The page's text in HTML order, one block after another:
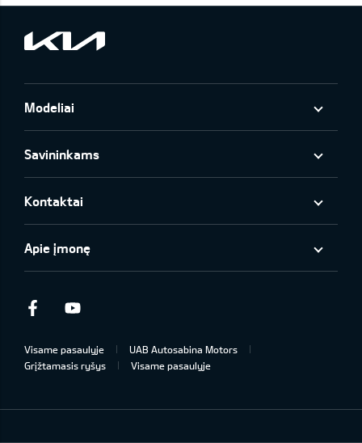
Modeliai
Savininkams
Kontaktai
Apie įmonę
Facebook
Visame pasaulyje
UAB Autosabina Motors
Grįžtamasis ryšys
Visame pasaulyje